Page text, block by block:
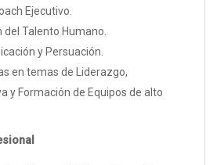
Ejecutivo.
del Talento Humano.
y Persuación.
en temas de Liderazgo,
y Formación de Equipos de alto